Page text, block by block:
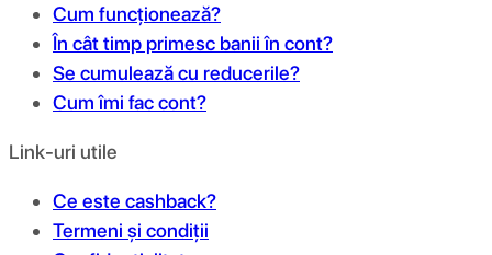
Cum funcționează?
În cât timp primesc banii în cont?
Se cumulează cu reducerile?
Cum îmi fac cont?
Link-uri utile
Ce este cashback?
Termeni și condiții